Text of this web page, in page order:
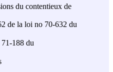
du contentieux de
de la loi no 70-632 du
188 du